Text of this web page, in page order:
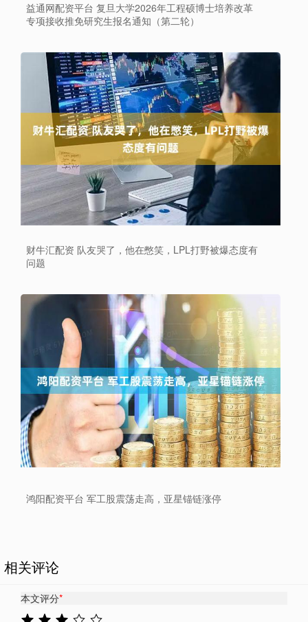
益通网配资平台 复旦大学2026年工程硕博士培养改革
专项接收推免研究生报名通知（第二轮）
财牛汇配资 队友哭了，他在憋笑，LPL打野被爆态度有
问题
鸿阳配资平台 军工股震荡走高，亚星锚链涨停
相关评论
本文评分*